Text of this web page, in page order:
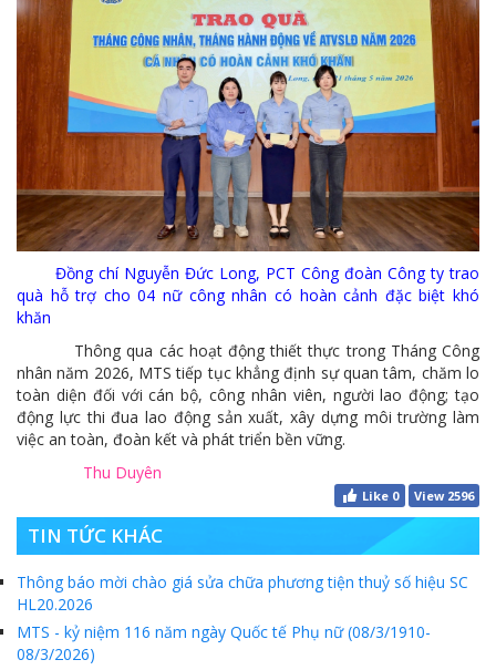
Đồng chí Nguyễn Đức Long, PCT Công đoàn Công ty trao
quà hỗ trợ cho 04 nữ công nhân có hoàn cảnh đặc biệt khó
khăn
Thông qua các hoạt động thiết thực trong Tháng Công
nhân năm 2026, MTS tiếp tục khẳng định sự quan tâm, chăm lo
toàn diện đối với cán bộ, công nhân viên, người lao động; tạo
động lực thi đua lao động sản xuất, xây dựng môi trường làm
việc an toàn, đoàn kết và phát triển bền vững.
Thu Duyên
Like 0 View 2596
TIN TỨC KHÁC
Thông báo mời chào giá sửa chữa phương tiện thuỷ số hiệu SC
HL20.2026
MTS - kỷ niệm 116 năm ngày Quốc tế Phụ nữ (08/3/1910-
08/3/2026)